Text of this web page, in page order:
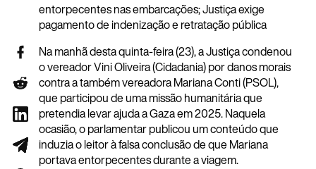
entorpecentes nas embarcações; Justiça exige
pagamento de indenização e retratação pública
Na manhã desta quinta-feira (23), a Justiça condenou
o vereador Vini Oliveira (Cidadania) por danos morais
contra a também vereadora Mariana Conti (PSOL),
que participou de uma missão humanitária que
pretendia levar ajuda a Gaza em 2025. Naquela
ocasião, o parlamentar publicou um conteúdo que
induzia o leitor à falsa conclusão de que Mariana
portava entorpecentes durante a viagem.